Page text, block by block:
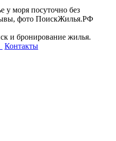
у моря посуточно без
фото ПоискЖилья.РФ
и бронирование жилья.
Контакты